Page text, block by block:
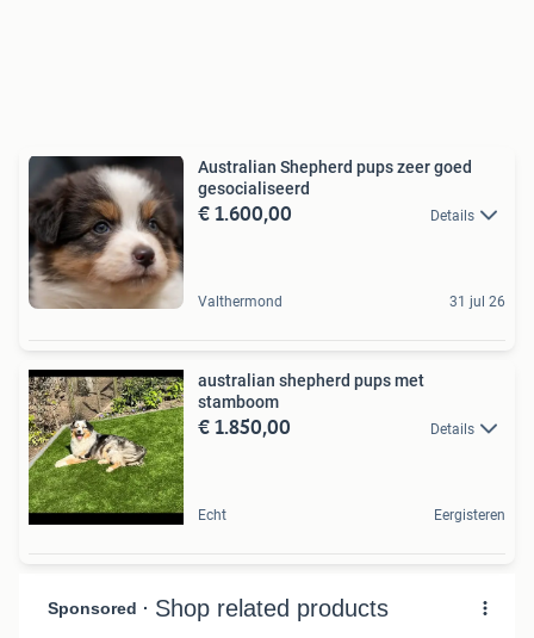
Australian Shepherd pups zeer goed
gesocialiseerd
€ 1.600,00 Details
Valthermond 31 jul 26
australian shepherd pups met
stamboom
€ 1.850,00 Details
Echt Eergisteren